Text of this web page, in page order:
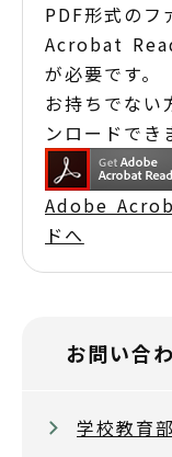
PDF形式のフ
Acrobat
が必要です。
お持ちでない
ンロードでき
Adobe
ドへ
お問い合
学校教育